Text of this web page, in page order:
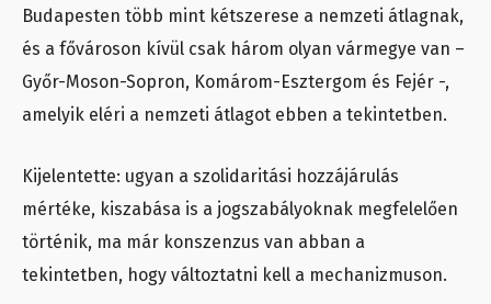
Budapesten több mint kétszerese a nemzeti átlagnak,
és a fővároson kívül csak három olyan vármegye van –
Győr-Moson-Sopron, Komárom-Esztergom és Fejér -,
amelyik eléri a nemzeti átlagot ebben a tekintetben.
Kijelentette: ugyan a szolidaritási hozzájárulás
mértéke, kiszabása is a jogszabályoknak megfelelően
történik, ma már konszenzus van abban a
tekintetben, hogy változtatni kell a mechanizmuson.